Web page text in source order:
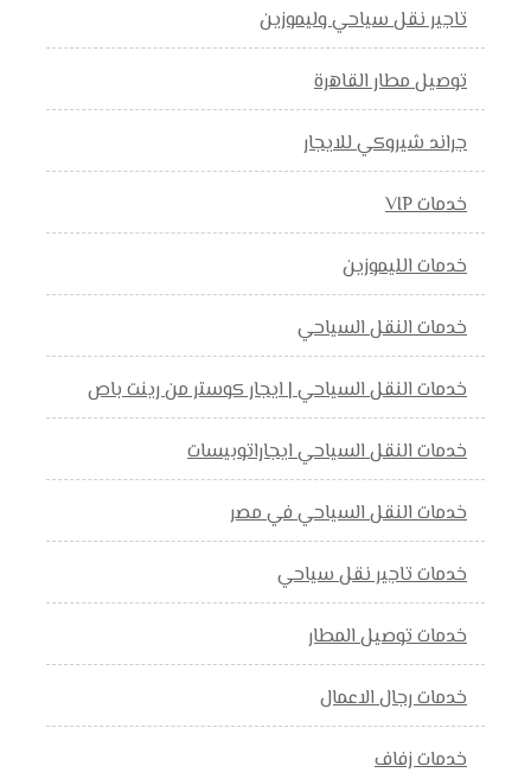
تاجير نقل سياحي وليموزين
توصيل مطار القاهرة
جراند شيروكي للايجار
خدمات VIP
خدمات الليموزين
خدمات النقل السياحي
خدمات النقل السياحي | ايجار كوستر من رينت باص
خدمات النقل السياحي ايجاراتوبيسات
خدمات النقل السياحي في مصر
خدمات تاجير نقل سياحي
خدمات توصيل المطار
خدمات رجال الاعمال
خدمات زفاف